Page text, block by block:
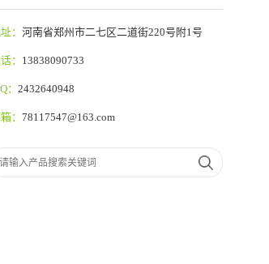
： 河南省郑州市二七区二道街220号附1号
： 13838090733
： 2432640948
： 78117547@163.com